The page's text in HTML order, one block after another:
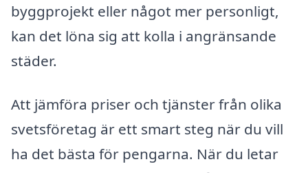
byggprojekt eller något mer personligt,
kan det löna sig att kolla i angränsande
städer.
Att jämföra priser och tjänster från olika
svetsföretag är ett smart steg när du vill
ha det bästa för pengarna. När du letar